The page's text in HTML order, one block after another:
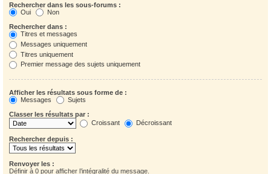
Rechercher dans les sous-forums :
Oui
Non
Rechercher dans :
Titres et messages
Messages uniquement
Titres uniquement
Premier message des sujets uniquement
Afficher les résultats sous forme de :
Messages
Sujets
Classer les résultats par :
Croissant
Décroissant
Rechercher depuis :
Renvoyer les :
Définir à 0 pour afficher l’intégralité du message.